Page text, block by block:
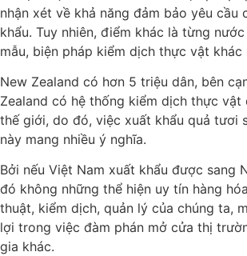
nhận xét về khả năng đảm bảo yêu cầu
khẩu. Tuy nhiên, điểm khác là từng
mẫu, biện pháp kiểm dịch thực vật khác
New Zealand có hơn 5 triệu dân, bên
Zealand có hệ thống kiểm dịch thực vật
thế giới, do đó, việc xuất khẩu quả tươi
này mang nhiều ý nghĩa.
Bởi nếu Việt Nam xuất khẩu được sang
đó không những thể hiện uy tín hàng
thuật, kiểm dịch, quản lý của chúng ta,
lợi trong việc đàm phán mở cửa thị
gia khác.